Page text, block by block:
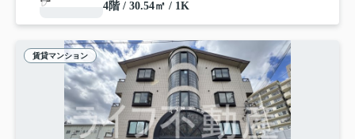
4階 / 30.54㎡ / 1K
賃貸マンション